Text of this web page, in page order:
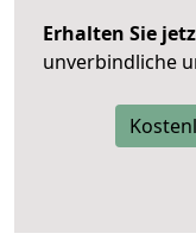
Erhalten Sie
unverbindliche